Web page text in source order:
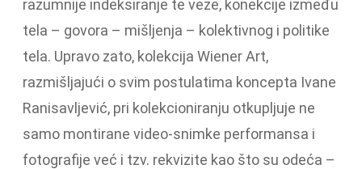
razumnije indeksiranje te veze, konekcije između
tela – govora – mišljenja – kolektivnog i politike
tela. Upravo zato, kolekcija Wiener Art,
razmišljajući o svim postulatima koncepta Ivane
Ranisavljević, pri kolekcioniranju otkupljuje ne
samo montirane video-snimke performansa i
fotografije već i tzv. rekvizite kao što su odeća –